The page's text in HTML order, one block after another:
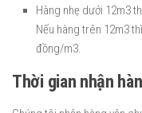
Hàng nhẹ dưới 12m3
Nếu hàng trên 12m3
đồng/m3.
Thời gian nhận